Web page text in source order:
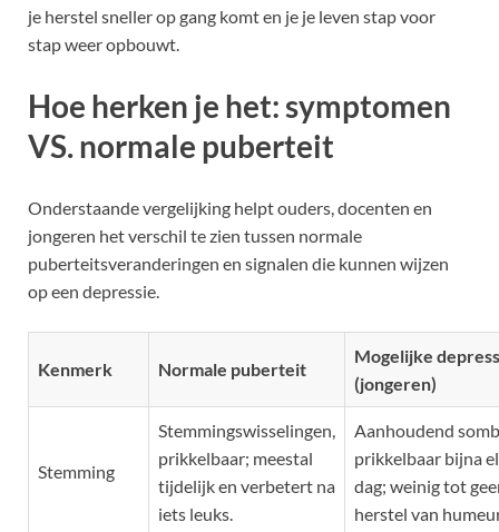
je herstel sneller op gang komt en je je leven stap voor
stap weer opbouwt.
Hoe herken je het: symptomen
VS. normale puberteit
Onderstaande vergelijking helpt ouders, docenten en
jongeren het verschil te zien tussen normale
puberteitsveranderingen en signalen die kunnen wijzen
op een depressie.
Kenmerk Normale puberteit
Mogelijke
(jongeren)
Stemming
Stemmingswisselingen,
prikkelbaar; meestal
tijdelijk en verbetert na
iets leuks.
Aanhoudend
prikkelbaar bijna
dag; weinig tot
herstel van